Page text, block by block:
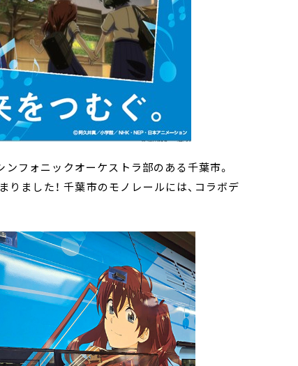
フォニックオーケストラ部のある千葉市。
りました！ 千葉市のモノレールには、コラボデ